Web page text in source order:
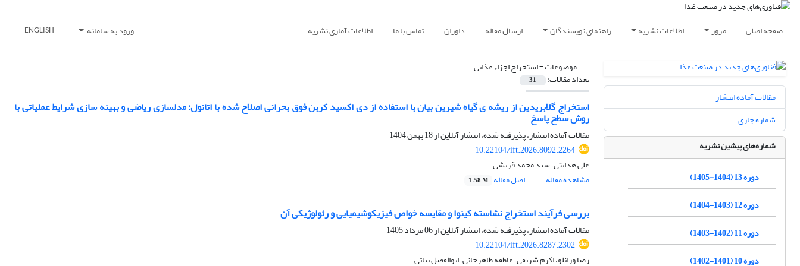
صفحه اصلی مرور اطلاعات نشریه راهنمای نویسندگان ارسال مقاله داوران تماس با ما اطلاعات آماری نشریه ورود به سامانه ENGLISH
موضوعات =استخراج اجزاء غذایی
تعداد مقالات: 31
استخراج گلابریدین از ریشه ی گیاه شیرین بیان با استفاده از دی اکسید کربن فوق بحرانی اصلاح شده با اتانول: مدلسازی ریاضی و بهینه سازی شرایط عملیاتی با
روش سطح پاسخ
مقالات آماده انتشار، پذیرفته شده، انتشار آنلاین از18 بهمن 1404
10.22104/ift.2026.8092.2264
علی هدایتی، سید محمد قریشی
مشاهده مقاله
اصل مقاله 1.58 M
بررسی فرآیند استخراج نشاسته کینوا و مقایسه خواص فیزیکوشیمیایی و رئولوژیکی آن
مقالات آماده انتشار، پذیرفته شده، انتشار آنلاین از06 مرداد 1405
10.22104/ift.2026.8287.2302
رضا ورانلو، اکرم شریفی، عاطفه طاهرخانی، ابوالفضل بیاتی
مقالات آماده انتشار
شماره جاری
شماره‌های پیشین نشریه
دوره 13 (1404-1405)
دوره 12 (1403-1404)
دوره 11 (1402-1403)
دوره 10 (1401-1402)